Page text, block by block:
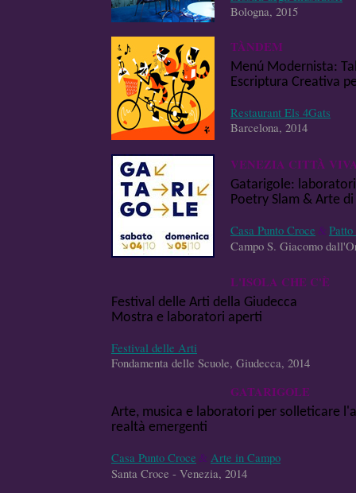
Bologna, 2015
TÀNDEM
Menú Modernista:
Escriptura Creativa
Restaurant Els 4Gats
Barcelona, 2014
VENEZIA CITTÀ
Gatarigole:
Poetry Slam & Arte
Casa Punto Croce &
Campo S. Giacomo
L'ISOLA CHE C'È
Festival delle Arti della Giudecca
Mostra e laboratori aperti
Festival delle Arti
Fondamenta delle Scuole, Giudecca, 2014
GATARIGOLE
Arte, musica e laboratori per solleticare
realtà emergenti
Casa Punto Croce & Arte in Campo
Santa Croce - Venezia, 2014